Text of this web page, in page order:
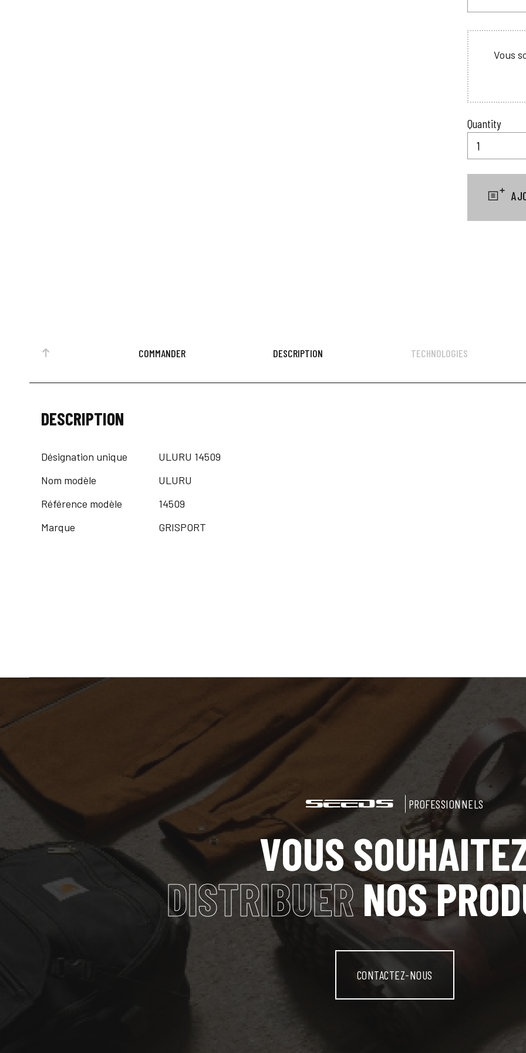
Vous
Quantity
COMMANDER DESCRIPTION TECHNOLOGIES
DESCRIPTION
Désignation unique
ULURU 14509
Nom modèle
ULURU
Référence modèle
14509
Marque
GRISPORT
PROFESSIONNELS
VOUS
DISTRIBUERNOS
CONTACTEZ-NOUS